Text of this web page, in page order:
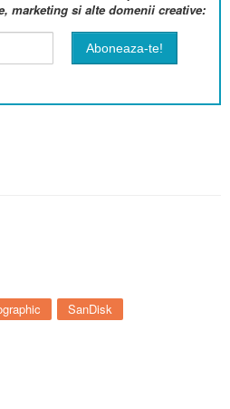
marketing si alte domenii creative:
SanDisk